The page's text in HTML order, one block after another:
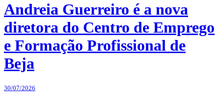
Andreia Guerreiro é a nova
diretora do Centro de Emprego
e Formação Profissional de
Beja
30/07/2026